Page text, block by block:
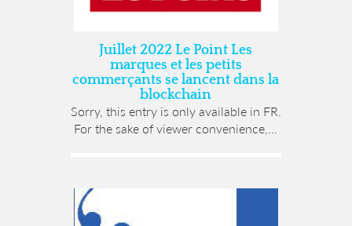
Juillet 2022 Le Point Les
marques et les petits
commerçants se lancent dans la
blockchain
Sorry, this entry is only available in FR.
For the sake of viewer convenience,...